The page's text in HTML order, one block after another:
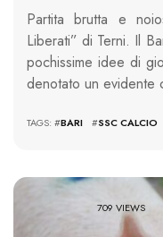
Partita brutta e
Liberati” di Terni. Il
pochissime idee di
denotato un
TAGS: #BARI #SSC CALCIO
709 VIEWS